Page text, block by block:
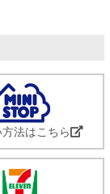
法はこちら